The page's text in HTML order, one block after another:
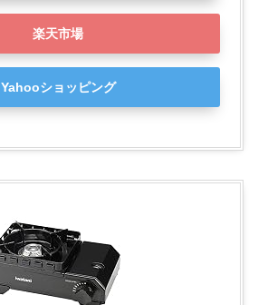
楽天市場
Yahooショッピング